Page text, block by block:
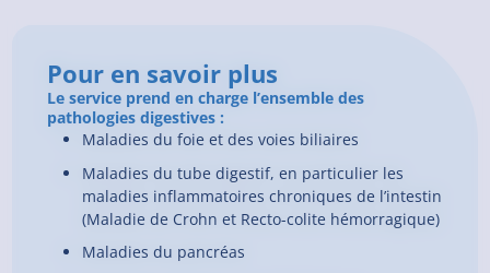
Pour en savoir plus
Le service prend en charge l’ensemble des
pathologies digestives :
Maladies du foie et des voies biliaires
Maladies du tube digestif, en particulier les
maladies inflammatoires chroniques de l’intestin
(Maladie de Crohn et Recto-colite hémorragique)
Maladies du pancréas